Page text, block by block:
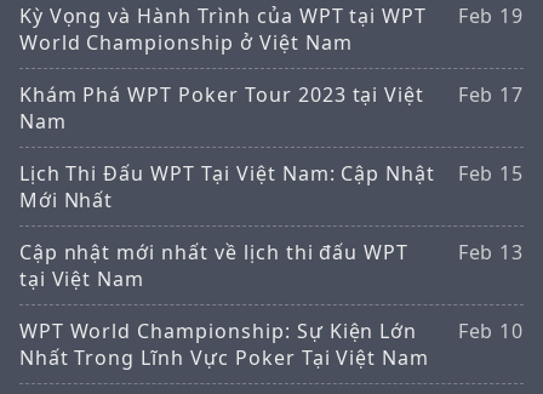
Kỳ Vọng và Hành Trình của WPT tại WPT
World Championship ở Việt Nam
Feb 19
Khám Phá WPT Poker Tour 2023 tại Việt
Nam
Feb 17
Lịch Thi Đấu WPT Tại Việt Nam: Cập Nhật
Mới Nhất
Feb 15
Cập nhật mới nhất về lịch thi đấu WPT
tại Việt Nam
Feb 13
WPT World Championship: Sự Kiện Lớn
Nhất Trong Lĩnh Vực Poker Tại Việt Nam
Feb 10